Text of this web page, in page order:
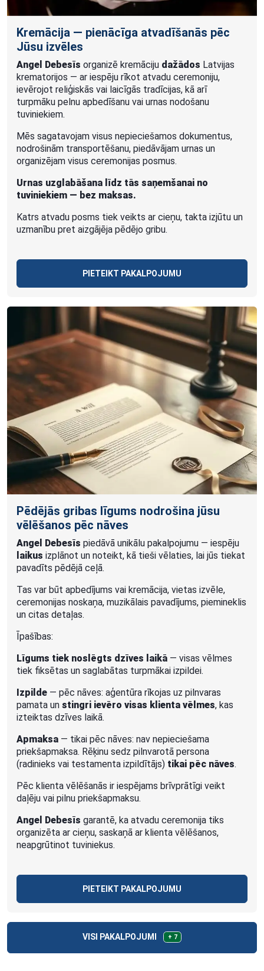
Kremācija — pienācīga atvadīšanās pēc
Jūsu izvēles
Angel Debesīs organizē kremāciju dažādos Latvijas
krematorijos — ar iespēju rīkot atvadu ceremoniju,
ievērojot reliģiskās vai laicīgās tradīcijas, kā arī
turpmāku pelnu apbedīšanu vai urnas nodošanu
tuviniekiem.
Mēs sagatavojam visus nepieciešamos dokumentus,
nodrošinām transportēšanu, piedāvājam urnas un
organizējam visus ceremonijas posmus.
Urnas uzglabāšana līdz tās saņemšanai no
tuviniekiem — bez maksas.
Katrs atvadu posms tiek veikts ar cieņu, takta izjūtu un
uzmanību pret aizgājēja pēdējo gribu.
PIETEIKT PAKALPOJUMU
Pēdējās gribas līgums nodrošina jūsu
vēlēšanos pēc nāves
Angel Debesīs piedāvā unikālu pakalpojumu — iespēju
laikus izplānot un noteikt, kā tieši vēlaties, lai jūs tiekat
pavadīts pēdējā ceļā.
Tas var būt apbedījums vai kremācija, vietas izvēle,
ceremonijas noskaņa, muzikālais pavadījums, piemineklis
un citas detaļas.
Īpašības:
Līgums tiek noslēgts dzīves laikā — visas vēlmes
tiek fiksētas un saglabātas turpmākai izpildei.
Izpilde — pēc nāves: aģentūra rīkojas uz pilnvaras
pamata un stingri ievēro visas klienta vēlmes, kas
izteiktas dzīves laikā.
Apmaksa — tikai pēc nāves: nav nepieciešama
priekšapmaksa. Rēķinu sedz pilnvarotā persona
(radinieks vai testamenta izpildītājs) tikai pēc nāves.
Pēc klienta vēlēšanās ir iespējams brīvprātīgi veikt
daļēju vai pilnu priekšapmaksu.
Angel Debesīs garantē, ka atvadu ceremonija tiks
organizēta ar cieņu, saskaņā ar klienta vēlēšanos,
neapgrūtinot tuviniekus.
PIETEIKT PAKALPOJUMU
VISI PAKALPOJUMI + 7